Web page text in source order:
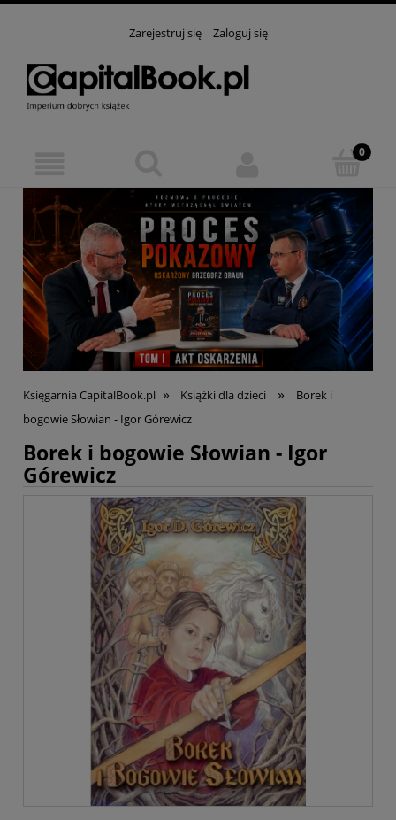
Zarejestruj się Zaloguj się
Księgarnia CapitalBook.pl » Książki dla dzieci »
Borek i
bogowie Słowian - Igor Górewicz
Borek i bogowie Słowian - Igor
Górewicz